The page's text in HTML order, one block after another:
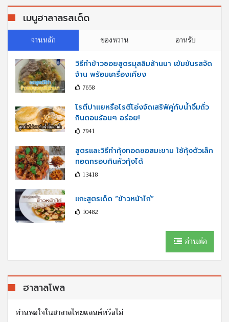
เมนูฮาลาลรสเด็ด
จานหลัก ของหวาน อาหรับ
วิธีทำข้าวซอยสูตรมุสลิมล้านนา เข้มข้นรสจัด
จ้าน พร้อมเครื่องเคียง
7658
โรตีปาแยหรือโรตีโอ่งจัดเสริฟ์คู่กับนํ้าจิ้มถั่ว
กินตอนร้อนๆ อร่อย!
7941
สูตรและวิธีทำกุ้งทอดซอสมะขาม ใช้กุ้งตัวเล็ก
ทอดกรอบกินหัวกุ้งได้
13418
แกะสูตรเด็ด “ข้าวหน้าไก่”
10482
อ่านต่อ
ฮาลาลโพล
ท่านพอใจในฮาลาลไทยแลนด์หรือไม่